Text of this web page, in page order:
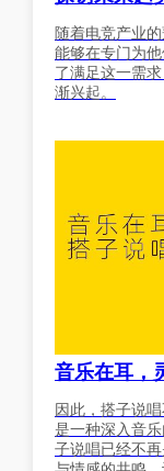
随着电竞产业
能够在专门为
了满足这一需
渐兴起。
音乐在耳
因此，搭子说
是一种深入音
子说唱已经不